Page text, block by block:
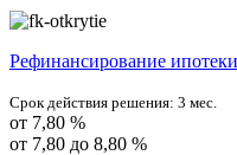
Рефинансирование ипотеки
Срок действия решения: 3 мес.
от 7,80 %
от 7,80 до 8,80 %